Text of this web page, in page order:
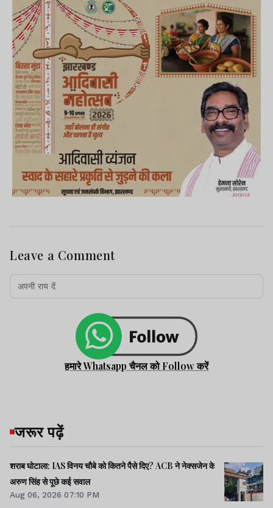
Leave a Comment
हमारे Whatsapp चैनल को Follow करें
जरूर पढ़ें
शराब घोटाला: IAS विनय चौबे को कितने पैसे दिए? ACB ने नेक्सजेन के
अरुण सिंह से पूछे कई सवाल
Aug 06, 2026 07:10 PM